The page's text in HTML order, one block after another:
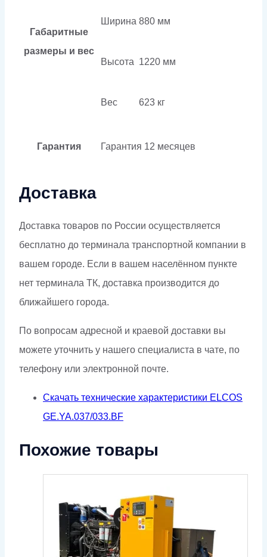
Габаритные
размеры и вес
Ширина 880 мм
Высота 1220 мм
Вес 623 кг
Гарантия Гарантия 12 месяцев
Доставка
Доставка товаров по России осуществляется
бесплатно до терминала транспортной компании в
вашем городе. Если в вашем населённом пункте
нет терминала ТК, доставка производится до
ближайшего города.
По вопросам адресной и краевой доставки вы
можете уточнить у нашего специалиста в чате, по
телефону или электронной почте.
Скачать технические характеристики ELCOS
GE.YA.037/033.BF
Похожие товары